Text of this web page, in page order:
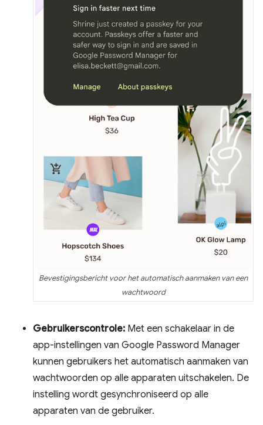
Bevestigingsbericht voor het automatisch aanmaken van een
wachtwoord
Gebruikerscontrole: Met een schakelaar in de
app-instellingen van Google Password Manager
kunnen gebruikers het automatisch aanmaken van
wachtwoorden op alle apparaten uitschakelen. De
instelling wordt gesynchroniseerd op alle
apparaten van de gebruiker.